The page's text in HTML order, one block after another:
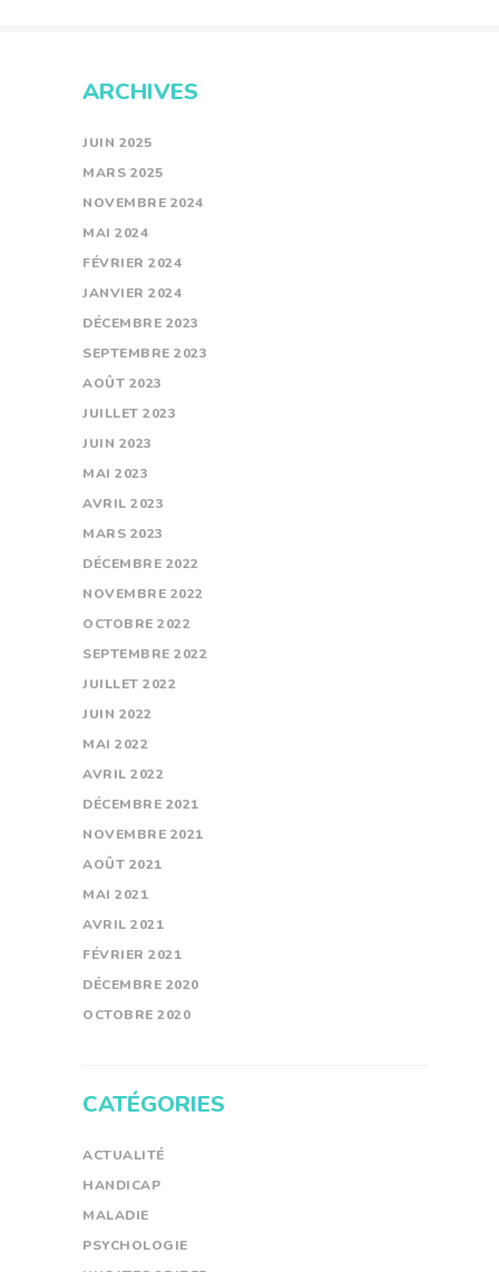
ARCHIVES
JUIN 2025
MARS 2025
NOVEMBRE 2024
MAI 2024
FÉVRIER 2024
JANVIER 2024
DÉCEMBRE 2023
SEPTEMBRE 2023
AOÛT 2023
JUILLET 2023
JUIN 2023
MAI 2023
AVRIL 2023
MARS 2023
DÉCEMBRE 2022
NOVEMBRE 2022
OCTOBRE 2022
SEPTEMBRE 2022
JUILLET 2022
JUIN 2022
MAI 2022
AVRIL 2022
DÉCEMBRE 2021
NOVEMBRE 2021
AOÛT 2021
MAI 2021
AVRIL 2021
FÉVRIER 2021
DÉCEMBRE 2020
OCTOBRE 2020
CATÉGORIES
ACTUALITÉ
HANDICAP
MALADIE
PSYCHOLOGIE